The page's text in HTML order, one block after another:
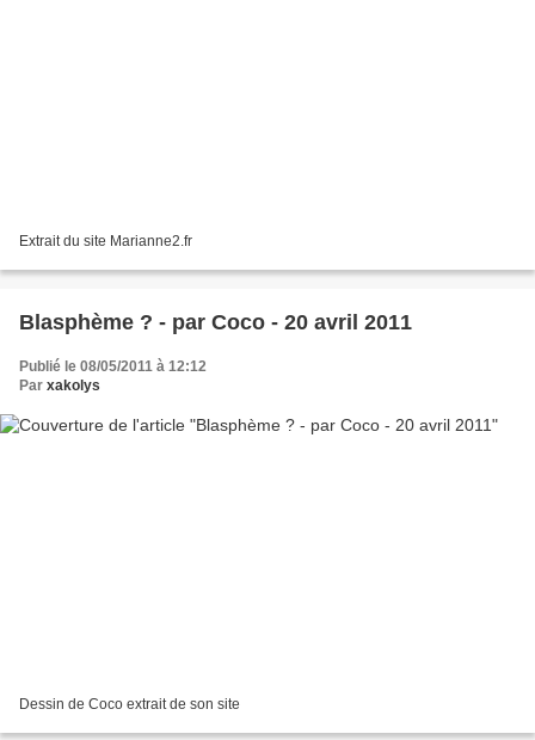
Extrait du site Marianne2.fr
Blasphème ? - par Coco - 20 avril 2011
Publié le 08/05/2011 à 12:12
Par xakolys
Dessin de Coco extrait de son site